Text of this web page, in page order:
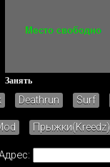
Занять
Deathrun Surf
Прыжки(Kreedz)